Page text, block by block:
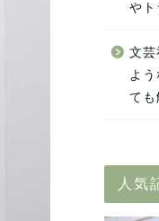
やト
文芸
よ
ても
人気